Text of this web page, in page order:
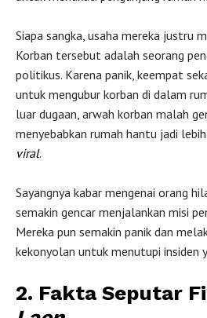
Siapa sangka, usaha mereka justru
Korban tersebut adalah seorang
politikus. Karena panik, keempat
untuk mengubur korban di dalam
luar dugaan, arwah korban malah
menyebabkan rumah hantu jadi
viral.
Sayangnya kabar mengenai orang
semakin gencar menjalankan misi
Mereka pun semakin panik dan
kekonyolan untuk menutupi insiden
2. Fakta Seputar